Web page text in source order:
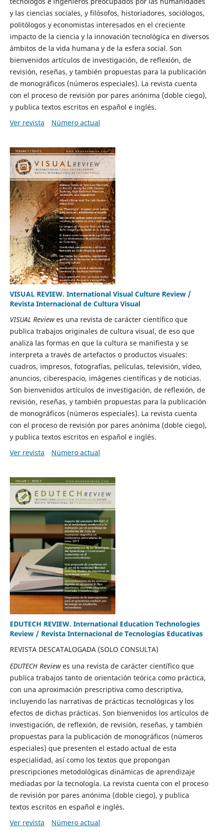
y las ciencias sociales, y filósofos, historiadores, sociólogos,
politólogos y economistas interesados en el creciente
impacto de la ciencia y la innovación tecnológica en diversos
ámbitos de la vida humana y de la esfera social. Son
bienvenidos artículos de investigación, de reflexión, de
revisión, reseñas, y también propuestas para la publicación
de monográficos (números especiales). La revista cuenta
con el proceso de revisión por pares anónima (doble ciego),
y publica textos escritos en español e inglés.
Ver revista
Número actual
VISUAL REVIEW. International Visual Culture Review /
Revista Internacional de Cultura Visual
VISUAL Reviewes una revista de carácter científico que
publica trabajos originales de cultura visual, de eso que
analiza las formas en que la cultura se manifiesta y se
interpreta a través de artefactos o productos visuales:
cuadros, impresos, fotografías, películas, televisión, vídeo,
anuncios, ciberespacio, imágenes científicas y de noticias.
Son bienvenidos artículos de investigación, de reflexión, de
revisión, reseñas, y también propuestas para la publicación
de monográficos (números especiales). La revista cuenta
con el proceso de revisión por pares anónima (doble ciego),
y publica textos escritos en español e inglés.
Ver revista
Número actual
EDUTECH REVIEW. International Education Technologies
Review / Revista Internacional de Tecnologías Educativas
REVISTA DESCATALOGADA (SOLO CONSULTA)
EDUTECH Review es una revista de carácter científico que
publica trabajos tanto de orientación teórica como práctica,
con una aproximación prescriptiva como descriptiva,
incluyendo las narrativas de prácticas tecnológicas y los
efectos de dichas prácticas. Son bienvenidos los artículos de
investigación, de reflexión, de revisión, reseñas, y también
propuestas para la publicación de monográficos (números
especiales) que presenten el estado actual de esta
especialidad, así como los textos que propongan
prescripciones metodológicas dinámicas de aprendizaje
mediadas por la tecnología. La revista cuenta con el proceso
de revisión por pares anónima (doble ciego), y publica
textos escritos en español e inglés.
Ver revista
Número actual